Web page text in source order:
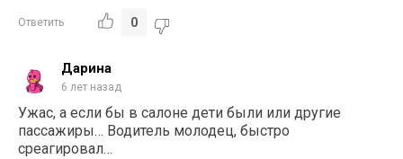
Ответить 0
Дарина
6 лет назад
Ужас, а если бы в салоне дети были или другие
пассажиры… Водитель молодец, быстро
среагировал…